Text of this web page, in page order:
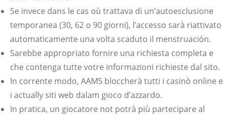
Se invece dans le cas où trattava di un’autoesclusione
temporanea (30, 62 o 90 giorni), l’accesso sarà riattivato
automaticamente una volta scaduto il menstruación.
Sarebbe appropriato fornire una richiesta completa e
che contenga tutte votre informazioni richieste dal sito.
In corrente modo, AAMS bloccherà tutti i casinò online e
i actually siti web dalam gioco d’azzardo.
In pratica, un giocatore not potrà più partecipare al